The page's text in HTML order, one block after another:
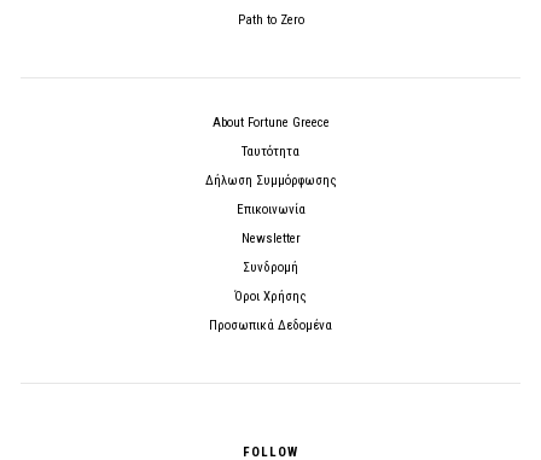
Path to Zero
About Fortune Greece
Ταυτότητα
Δήλωση Συμμόρφωσης
Επικοινωνία
Newsletter
Συνδρομή
Όροι Χρήσης
Προσωπικά Δεδομένα
FOLLOW